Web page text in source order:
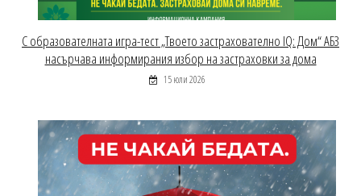
С образователната игра-тест „Твоето застрахователно IQ: Дом“ АБЗ
насърчава информирания избор на застраховки за дома
15 юли 2026